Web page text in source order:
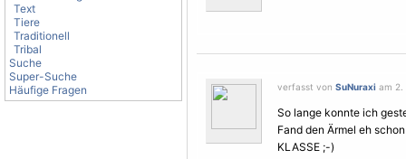
Text
Tiere
Traditionell
Tribal
Suche
Super-Suche
Häufige Fragen
verfasst von SuNuraxi am 2.
So lange konnte ich
Fand den Ärmel eh
KLASSE ;-)